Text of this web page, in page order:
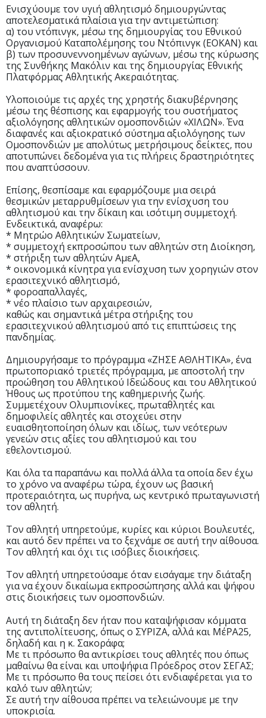
Ενισχύουμε τον υγιή αθλητισμό δημιουργώντας
αποτελεσματικά πλαίσια για την αντιμετώπιση:
α) του ντόπινγκ, μέσω της δημιουργίας του Εθνικού
Οργανισμού Καταπολέμησης του Ντόπινγκ (ΕΟΚΑΝ) και
β) των προσυνεννοημένων αγώνων, μέσω της κύρωσης
της Συνθήκης Μακόλιν και της δημιουργίας Εθνικής
Πλατφόρμας Αθλητικής Ακεραιότητας.
Υλοποιούμε τις αρχές της χρηστής διακυβέρνησης
μέσω της θέσπισης και εφαρμογής του συστήματος
αξιολόγησης αθλητικών ομοσπονδιών «ΧΙΛΩΝ». Ένα
διαφανές και αξιοκρατικό σύστημα αξιολόγησης των
Ομοσπονδιών με απολύτως μετρήσιμους δείκτες, που
αποτυπώνει δεδομένα για τις πλήρεις δραστηριότητες
που αναπτύσσουν.
Επίσης, θεσπίσαμε και εφαρμόζουμε μια σειρά
θεσμικών μεταρρυθμίσεων για την ενίσχυση του
αθλητισμού και την δίκαιη και ισότιμη συμμετοχή.
Ενδεικτικά, αναφέρω:
* Μητρώο Αθλητικών Σωματείων,
* συμμετοχή εκπροσώπου των αθλητών στη Διοίκηση,
* στήριξη των αθλητών ΑμεΑ,
* οικονομικά κίνητρα για ενίσχυση των χορηγιών στον
ερασιτεχνικό αθλητισμό,
* φοροαπαλλαγές,
* νέο πλαίσιο των αρχαιρεσιών,
καθώς και σημαντικά μέτρα στήριξης του
ερασιτεχνικού αθλητισμού από τις επιπτώσεις της
πανδημίας.
Δημιουργήσαμε το πρόγραμμα «ΖΗΣΕ ΑΘΛΗΤΙΚΑ», ένα
πρωτοποριακό τριετές πρόγραμμα, με αποστολή την
προώθηση του Αθλητικού Ιδεώδους και του Αθλητικού
Ήθους ως προτύπου της καθημερινής ζωής.
Συμμετέχουν Ολυμπιονίκες, πρωταθλητές και
δημοφιλείς αθλητές και στοχεύει στην
ευαισθητοποίηση όλων και ιδίως, των νεότερων
γενεών στις αξίες του αθλητισμού και του
εθελοντισμού.
Και όλα τα παραπάνω και πολλά άλλα τα οποία δεν έχω
το χρόνο να αναφέρω τώρα, έχουν ως βασική
προτεραιότητα, ως πυρήνα, ως κεντρικό πρωταγωνιστή
τον αθλητή.
Τον αθλητή υπηρετούμε, κυρίες και κύριοι Βουλευτές,
και αυτό δεν πρέπει να το ξεχνάμε σε αυτή την αίθουσα.
Τον αθλητή και όχι τις ισόβιες διοικήσεις.
Τον αθλητή υπηρετούσαμε όταν εισάγαμε την διάταξη
για να έχουν δικαίωμα εκπροσώπησης αλλά και ψήφου
στις διοικήσεις των ομοσπονδιών.
Αυτή τη διάταξη δεν ήταν που καταψήφισαν κόμματα
της αντιπολίτευσης, όπως ο ΣΥΡΙΖΑ, αλλά και ΜέΡΑ25,
δηλαδή και η κ. Σακοράφα;
Με τι πρόσωπο θα αντικρίσει τους αθλητές που όπως
μαθαίνω θα είναι και υποψήφια Πρόεδρος στον ΣΕΓΑΣ;
Με τι πρόσωπο θα τους πείσει ότι ενδιαφέρεται για το
καλό των αθλητών;
Σε αυτή την αίθουσα πρέπει να τελειώνουμε με την
υποκρισία.